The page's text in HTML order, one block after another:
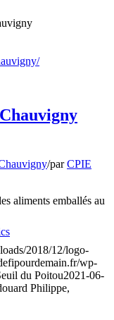
/parCPIE
aliments emballés au
2018/12/logo-
wp-
du Poitou2021-06-
Philippe,